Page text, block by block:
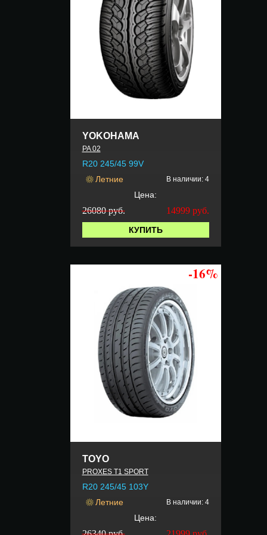
YOKOHAMA
PA 02
R20 245/45 99V
Летние
В наличии: 4
Цена:
26080 руб. 14999 руб.
КУПИТЬ
-16%
TOYO
PROXES T1 SPORT
R20 245/45 103Y
Летние
В наличии: 4
Цена: